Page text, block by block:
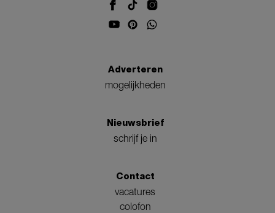
Adverteren
mogelijkheden
Nieuwsbrief
schrijf je in
Contact
vacatures
colofon